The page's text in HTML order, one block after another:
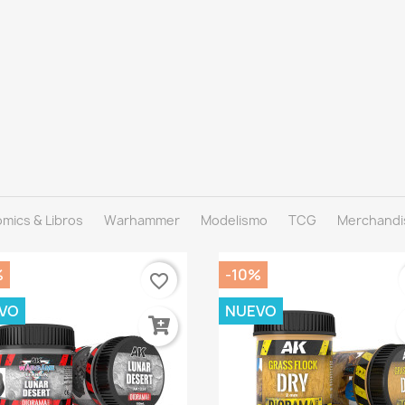
& Libros Warhammer Modelismo TCG
favorite_border
-10%
NUEVO